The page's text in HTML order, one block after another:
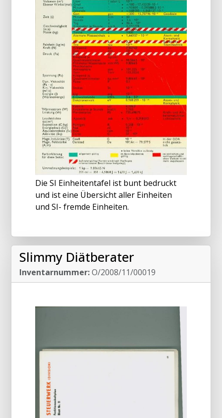
Die SI Einheitentafel ist bunt bedruckt
und ist eine Übersicht aller Einheiten
und SI- fremde Einheiten.
Slimmy Diätberater
Inventarnummer:O/2008/11/00019